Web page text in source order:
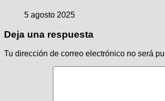
5 agosto 2025
Deja una respuesta
Tu dirección de correo electrónico no será